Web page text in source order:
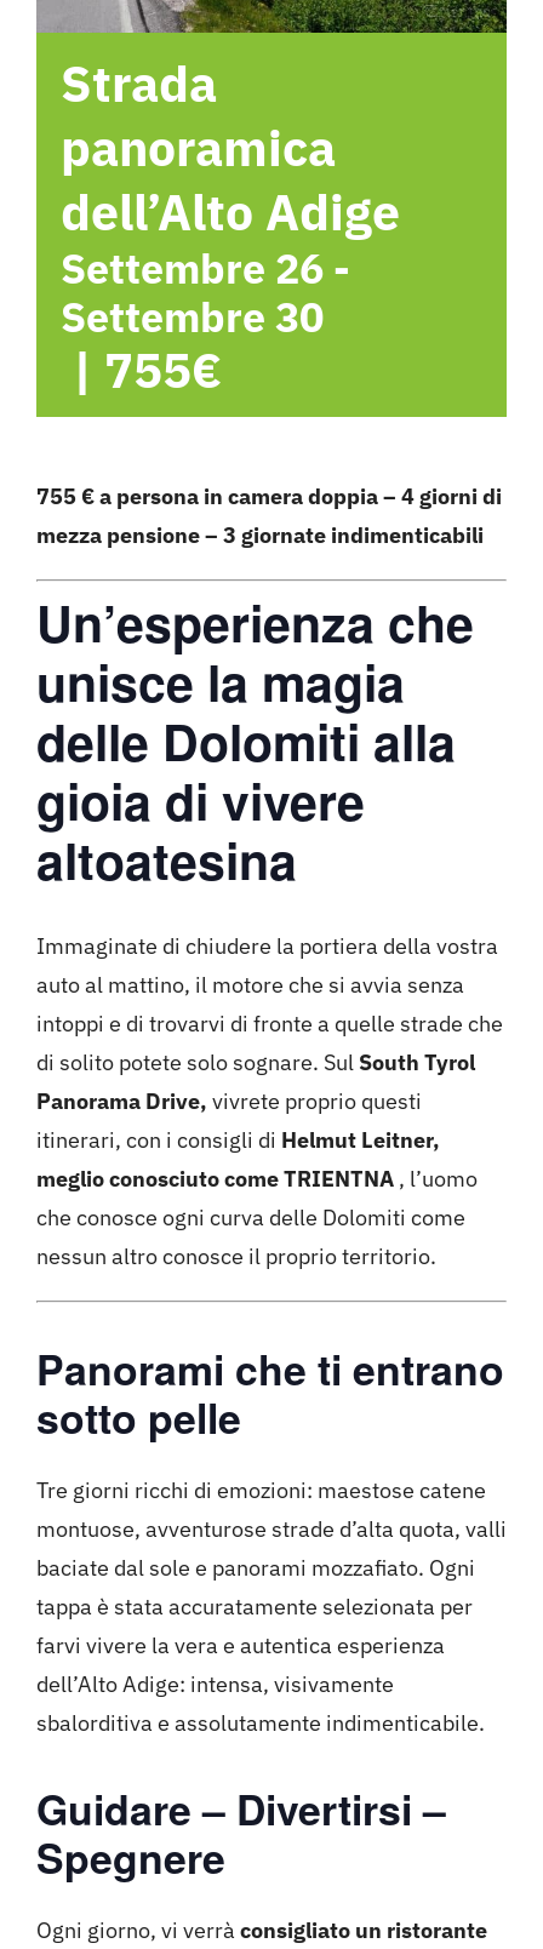
Strada
panoramica
dell’Alto Adige
Settembre 26 -
Settembre 30
| 755€
755 € a persona in camera doppia – 4 giorni di
mezza pensione – 3 giornate indimenticabili
Un’esperienza che
unisce la magia
delle Dolomiti alla
gioia di vivere
altoatesina
Immaginate di chiudere la portiera della vostra
auto al mattino, il motore che si avvia senza
intoppi e di trovarvi di fronte a quelle strade che
di solito potete solo sognare. Sul South Tyrol
Panorama Drive, vivrete proprio questi
itinerari, con i consigli di Helmut Leitner,
meglio conosciuto come TRIENTNA , l’uomo
che conosce ogni curva delle Dolomiti come
nessun altro conosce il proprio territorio.
Panorami che ti entrano
sotto pelle
Tre giorni ricchi di emozioni: maestose catene
montuose, avventurose strade d’alta quota, valli
baciate dal sole e panorami mozzafiato. Ogni
tappa è stata accuratamente selezionata per
farvi vivere la vera e autentica esperienza
dell’Alto Adige: intensa, visivamente
sbalorditiva e assolutamente indimenticabile.
Guidare – Divertirsi –
Spegnere
Ogni giorno, vi verrà consigliato un ristorante